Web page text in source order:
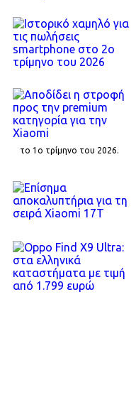
το 1o τρίμηνο του 2026.